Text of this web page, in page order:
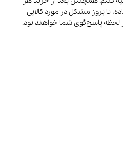
یا بروز مشکل در مورد کالایی
لحظه پاسخ‌گوی شما خواهند بود.